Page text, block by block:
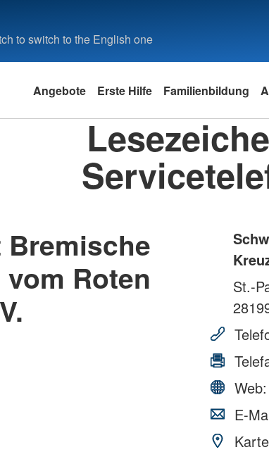
to switch to the English one
Angebote Erste Hilfe Familienbildung
Roten
St.-
Web:
E-